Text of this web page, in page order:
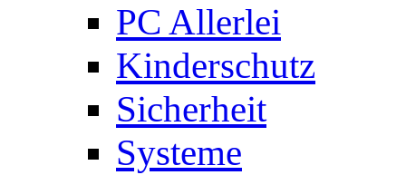
PC Allerlei
Kinderschutz
Sicherheit
Systeme